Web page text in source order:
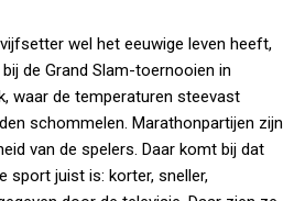
wel het eeuwige leven heeft,
de Grand Slam-toernooien in
waar de temperaturen steevast
schommelen. Marathonpartijen zijn
van de spelers. Daar komt bij dat
sport juist is: korter, sneller,